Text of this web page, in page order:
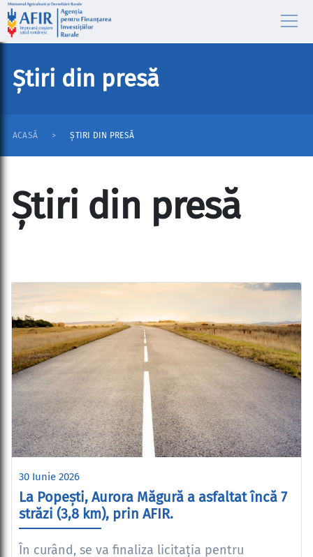
Știri din presă
ACASĂ ȘTIRI DIN PRESĂ
Știri din presă
30 Iunie 2026
La Popești, Aurora Măgură a asfaltat încă 7
străzi (3,8 km), prin AFIR.
În curând, se va finaliza licitația pentru